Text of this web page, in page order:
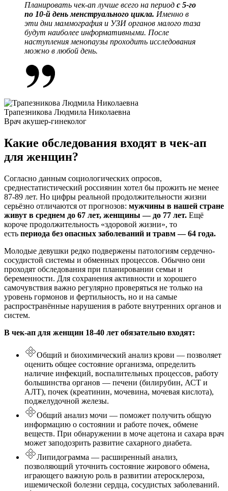
Планировать чек-ап лучше всего на период с 5-го
по 10-й день менструального цикла. Именно в
эти дни маммография и УЗИ органов малого таза
будут наиболее информативными. После
наступления менопаузы проходить исследования
можно в любой день.
Трапезникова Людмила Николаевна
Врач акушер-гинеколог
Какие обследования входят в чек-ап
для женщин?
Согласно данным социологических опросов,
среднестатистический россиянин хотел бы прожить не менее
87-89 лет. Но цифры реальной продолжительности жизни
серьёзно отличаются от прогнозов: мужчины в нашей стране
живут в среднем до 67 лет, женщины — до 77 лет. Ещё
короче продолжительность «здоровой жизни», то
есть периода без опасных заболеваний и травм — 64 года.
Молодые девушки редко подвержены патологиям сердечно-
сосудистой системы и обменных процессов. Обычно они
проходят обследования при планировании семьи и
беременности. Для сохранения активности и хорошего
самочувствия важно регулярно проверяться не только на
уровень гормонов и фертильность, но и на самые
распространённые нарушения в работе внутренних органов и
систем.
В чек-ап для женщин 18-40 лет обязательно входят:
Общий и биохимический анализ крови — позволяет
оценить общее состояние организма, определить
наличие инфекций, воспалительных процессов, работу
большинства органов — печени (билирубин, АСТ и
АЛТ), почек (креатинин, мочевина, мочевая кислота),
поджелудочной железы.
Общий анализ мочи — поможет получить общую
информацию о состоянии и работе почек, обмене
веществ. При обнаружении в моче ацетона и сахара врач
может заподозрить развитие сахарного диабета.
Липидограмма — расширенный анализ,
позволяющий уточнить состояние жирового обмена,
играющего важную роль в развитии атеросклероза,
ишемической болезни сердца, сосудистых заболеваний.